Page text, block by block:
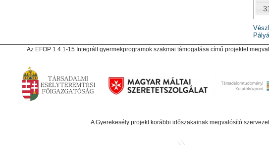
Az EFOP 1.4.1-15 Integrált gyermekprogramok szakmai támogatása című projektet
A Gyerekesély projekt korábbi időszakainak megvalósító